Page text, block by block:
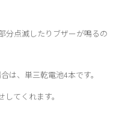
分点滅したりブザーが鳴るの
は、単三乾電池4本です。
てくれます。